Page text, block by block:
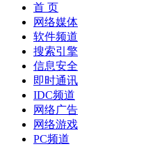
首 页
网络媒体
软件频道
搜索引擎
信息安全
即时通讯
IDC频道
网络广告
网络游戏
PC频道